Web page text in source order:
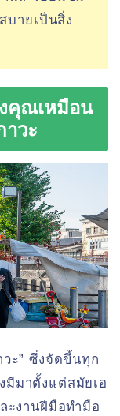
บายเป็นสิ่ง
คุณเหมือน
วะ
ะ” ซึ่งจัดขึ้นทุก
มาตั้งแต่สมัยเอ
งานฝีมือทำมือ